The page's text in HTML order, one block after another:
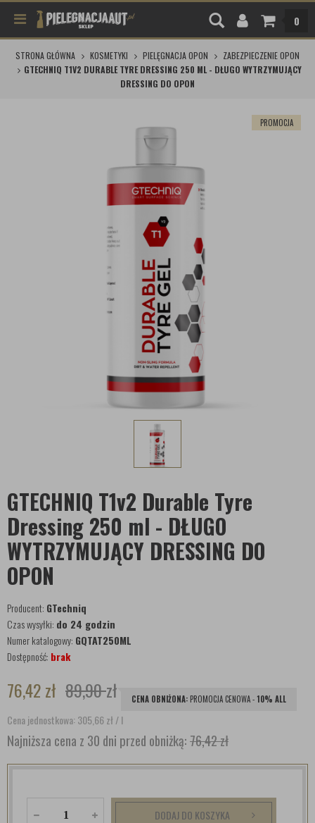
0
STRONA GŁÓWNA KOSMETYKI PIELĘGNACJA OPON
ZABEZPIECZENIE OPON
GTECHNIQ T1V2 DURABLE TYRE DRESSING 250 ML - DŁUGO WYTRZYMUJĄCY
DRESSING DO OPON
PROMOCJA
GTECHNIQ T1v2 Durable Tyre
Dressing 250 ml - DŁUGO
WYTRZYMUJĄCY DRESSING DO
OPON
Producent: GTechniq
Czas wysyłki: do 24 godzin
Numer katalogowy: GQTAT250ML
Dostępność: brak
76,42zł 89,90zł CENA OBNIŻONA: PROMOCJA CENOWA -10% ALL
Cena jednostkowa: 305,66zł/ l
Najniższa cena z 30 dni przed obniżką:76,42 zł
DODAJ DO KOSZYKA